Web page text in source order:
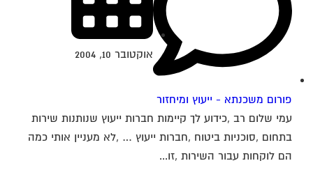
פורום משכנתא - ייעוץ ומיחזור
אוקטובר 10, 2004
עמי שלום רב ,כידוע לך קיימות חברות ייעוץ שנותנות שירות
בתחום ,סוכניות ביטוח ,חברות ייעוץ … ,לא מעניין אותי כמה
הם לוקחות עבור השירות ,זו...